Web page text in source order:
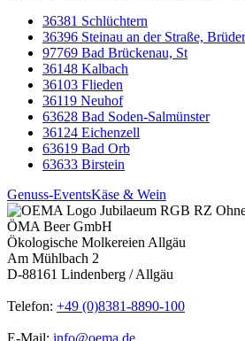
36381 Schlüchtern
36396 Steinau an der Straße,
97769 Bad Brückenau, St
36148 Kalbach
36103 Flieden
36119 Neuhof
63628 Bad Soden-Salmünster
36124 Eichenzell
63619 Bad Orb
63633 Birstein
Genuss-EventsKäse & Wein
ÖMA Beer GmbH
Ökologische Molkereien Allgäu
Am Mühlbach 2
D-88161 Lindenberg / Allgäu
Telefon: +49 (0)8381-8890-100